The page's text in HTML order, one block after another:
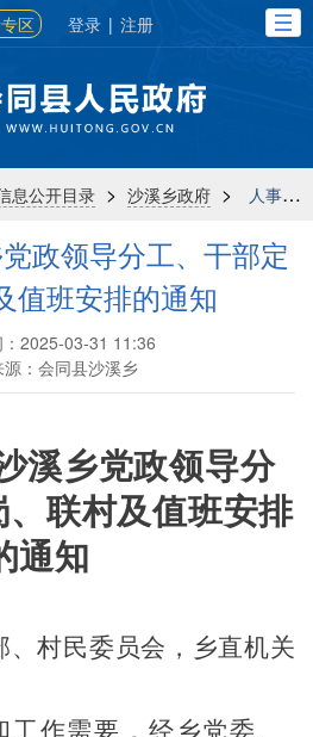
区 登录 | 注册
息公开目录 > 沙溪乡政府 > 人事信息
政领导分工、干部定
值班安排的通知
：2025-03-31 11:36
：会同县沙溪乡
溪乡党政领导分
联村及值班安排
通知
、村民委员会，乡直机关
工作需要，经乡党委、